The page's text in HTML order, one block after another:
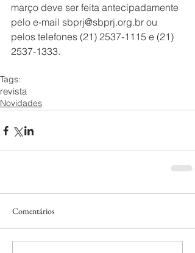
março deve ser feita antecipadamente
pelo e-mail sbprj@sbprj.org.br ou
pelos telefones (21) 2537-1115 e (21)
2537-1333.
Tags:
revista
Novidades
Comentários